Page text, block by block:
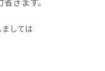
きます。
しては